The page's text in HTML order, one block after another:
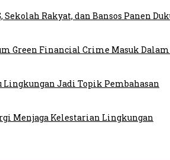
Sekolah Rakyat, dan Bansos Panen
Green Financial Crime Masuk Dalam
Lingkungan Jadi Topik Pembahasan
Menjaga Kelestarian Lingkungan